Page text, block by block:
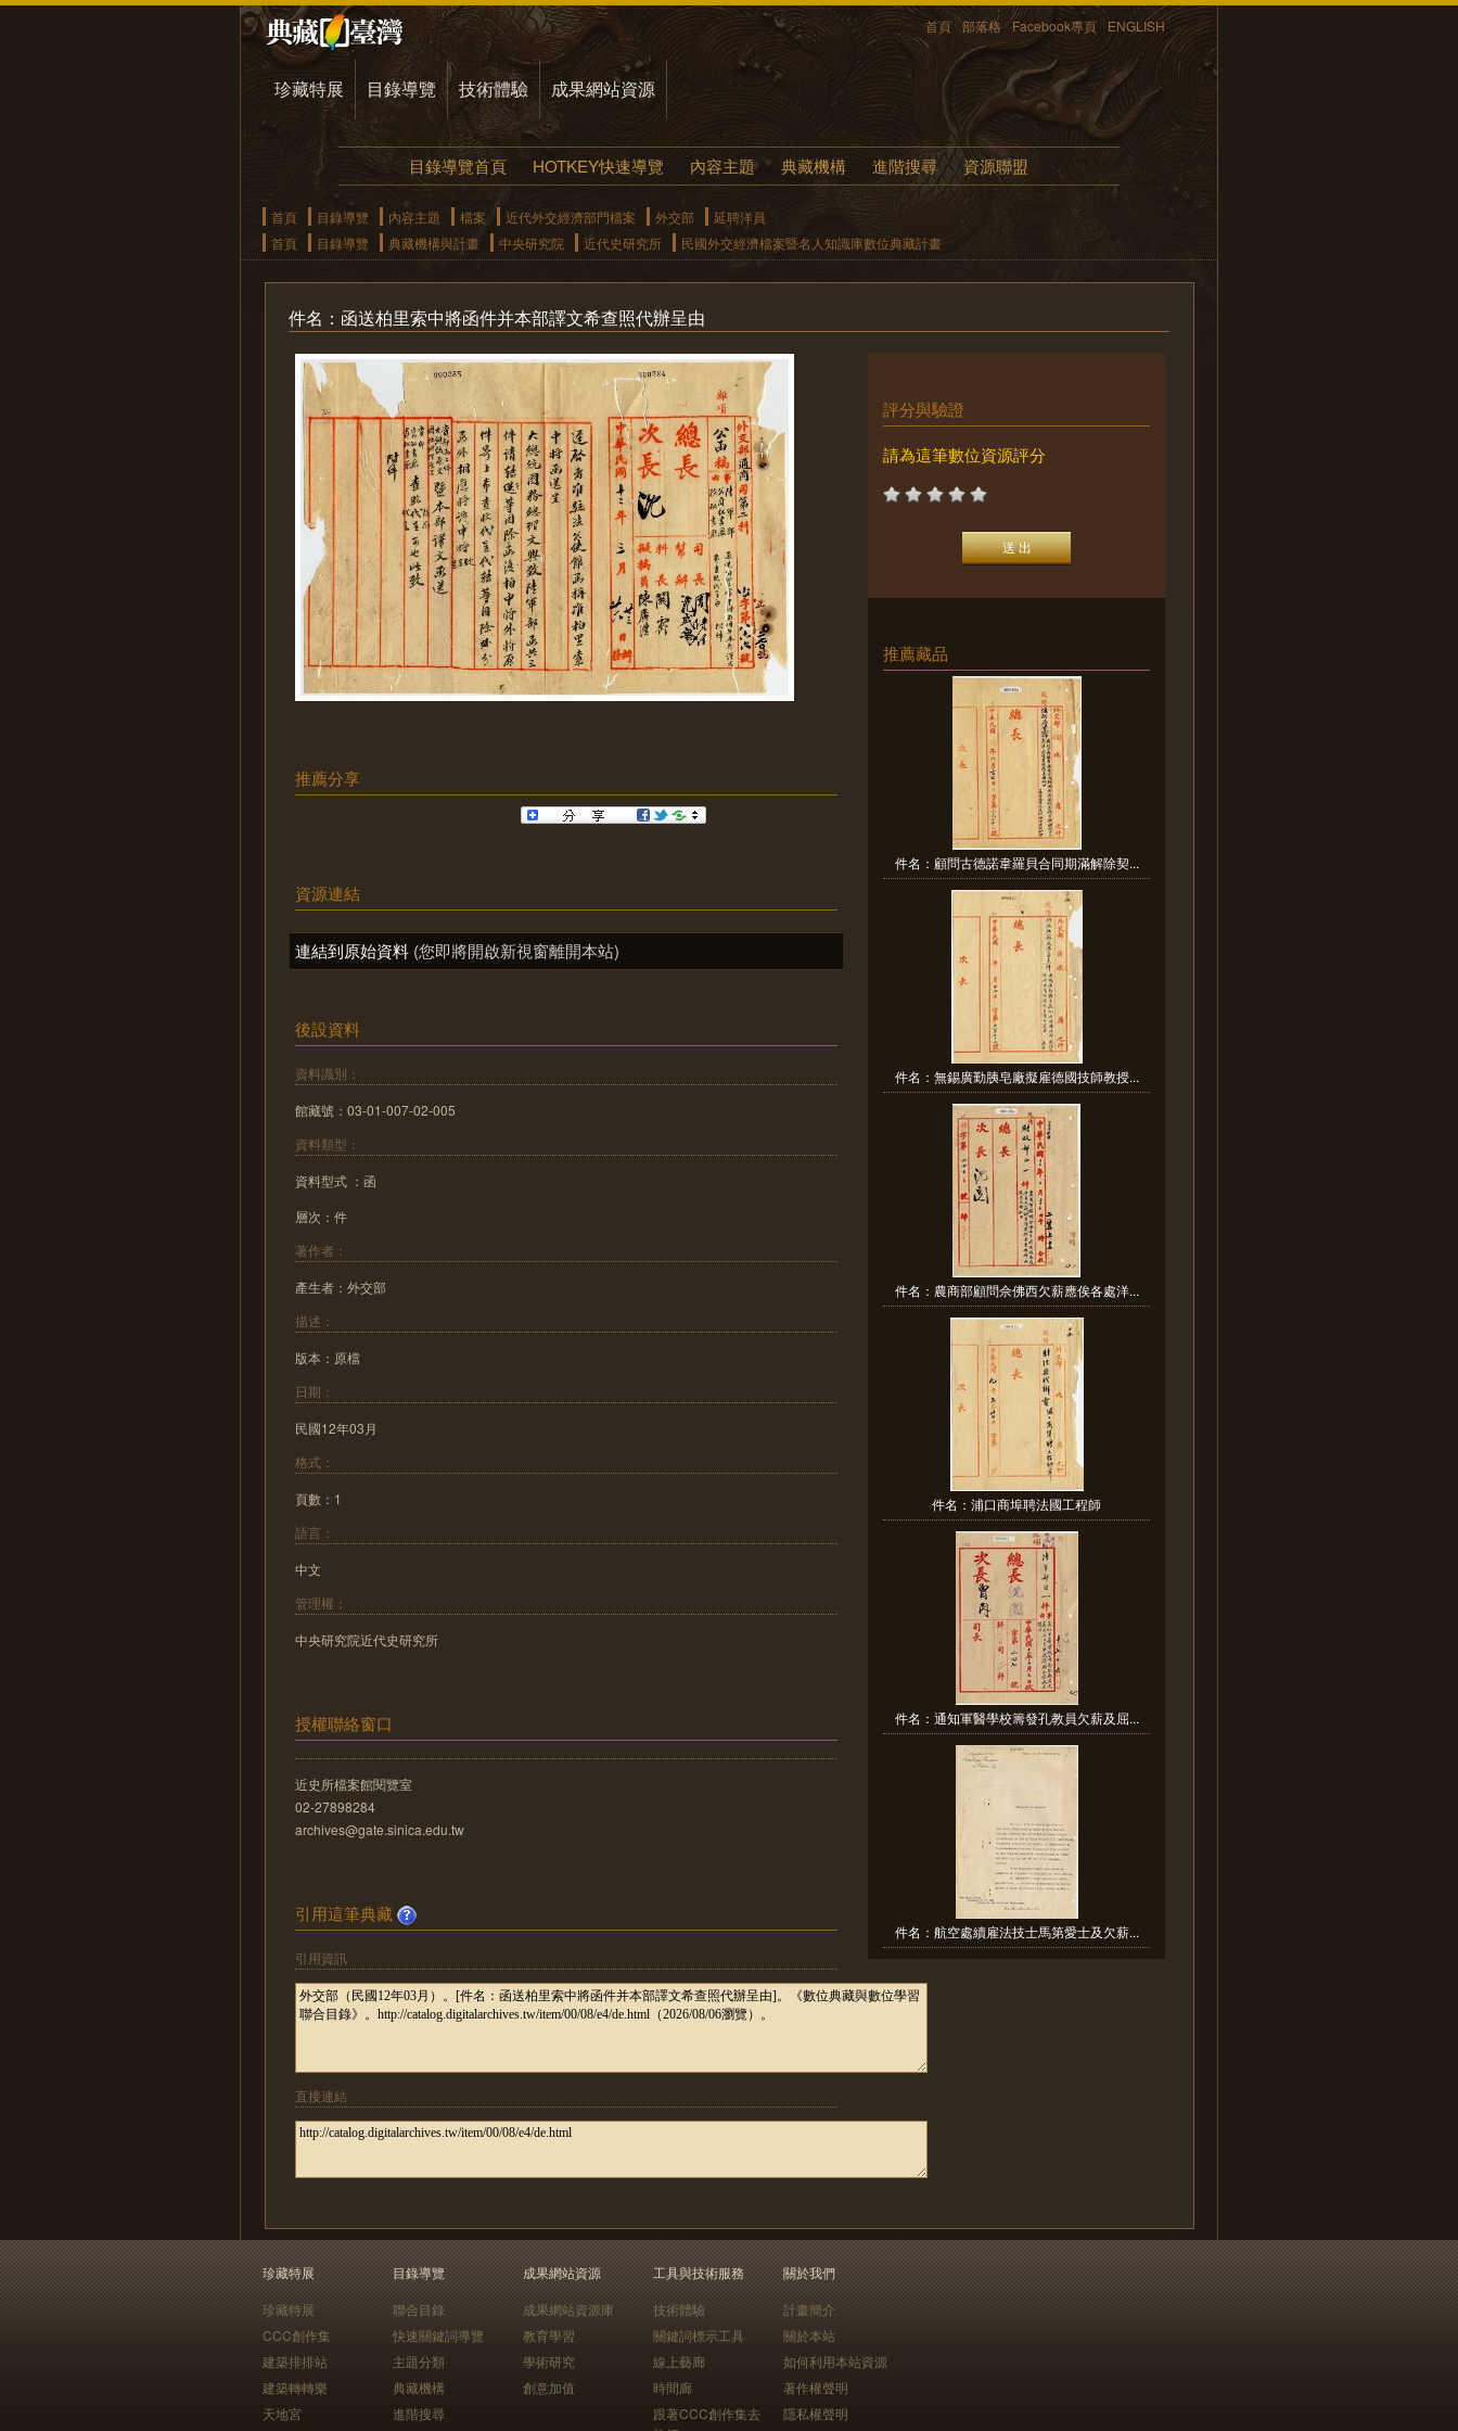
首頁 部落格 Facebook專頁 ENGLISH
珍藏特展 目錄導覽 技術體驗 成果網站資源
目錄導覽首頁 HOTKEY快速導覽 內容主題 典藏機構 進階搜尋 資源聯盟
首頁 目錄導覽 內容主題 檔案 近代外交經濟部門檔案 外交部
延聘洋員
首頁
目錄導覽 典藏機構與計畫 中央研究院 近代史研究所 民國外交經濟檔案暨名人知識庫數位典藏計畫
件名：函送柏里索中將函件并本部譯文希查照代辦呈由
推薦分享
資源連結
連結到原始資料 (您即將開啟新視窗離開本站)
後設資料
資料識別：
館藏號：03-01-007-02-005
資料類型：
資料型式 ：函
層次：件
著作者：
產生者：外交部
描述：
版本：原檔
日期：
民國12年03月
格式：
頁數：1
語言：
中文
管理權：
中央研究院近代史研究所
授權聯絡窗口
近史所檔案館閱覽室
02-27898284
archives@gate.sinica.edu.tw
引用這筆典藏
引用資訊
直接連結
評分與驗證
請為這筆數位資源評分
推薦藏品
件名：顧問古德諾韋羅貝合同期滿解除契...
件名：無錫廣勤胰皂廠擬雇德國技師教授...
件名：農商部顧問佘佛西欠薪應俟各處洋...
件名：浦口商埠聘法國工程師
件名：通知軍醫學校籌發孔教員欠薪及屈...
件名：航空處續雇法技士馬第愛士及欠薪...
珍藏特展
珍藏特展
CCC創作集
建築排排站
建築轉轉樂
天地宮
目錄導覽
聯合目錄
快速關鍵詞導覽
主題分類
典藏機構
進階搜尋
成果網站資源
成果網站資源庫
教育學習
學術研究
創意加值
工具與技術服務
技術體驗
關鍵詞標示工具
線上藝廊
時間廊
跟著CCC創作集去
關於我們
計畫簡介
關於本站
如何利用本站資源
著作權聲明
隱私權聲明